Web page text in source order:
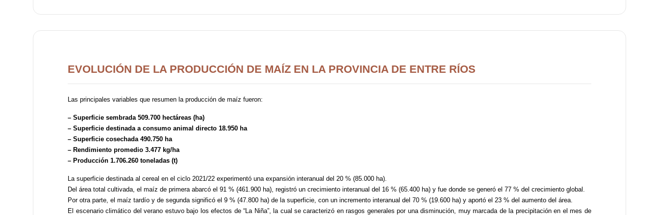
EVOLUCIÓN DE LA PRODUCCIÓN DE MAÍZ EN LA PROVINCIA DE ENTRE RÍOS
Las principales variables que resumen la producción de maíz fueron:
– Superficie sembrada 509.700 hectáreas (ha)
– Superficie destinada a consumo animal directo 18.950 ha
– Superficie cosechada 490.750 ha
– Rendimiento promedio 3.477 kg/ha
– Producción 1.706.260 toneladas (t)
La superficie destinada al cereal en el ciclo 2021/22 experimentó una expansión interanual del 20 % (85.000 ha).
Del área total cultivada, el maíz de primera abarcó el 91 % (461.900 ha), registró un crecimiento interanual del 16 % (65.400 ha) y fue donde se generó el 77 % del crecimiento global.
Por otra parte, el maíz tardío y de segunda significó el 9 % (47.800 ha) de la superficie, con un incremento interanual del 70 % (19.600 ha) y aportó el 23 % del aumento del área.
El escenario climático del verano estuvo bajo los efectos de “La Niña”, la cual se caracterizó en rasgos generales por una disminución, muy marcada de la precipitación en el mes de